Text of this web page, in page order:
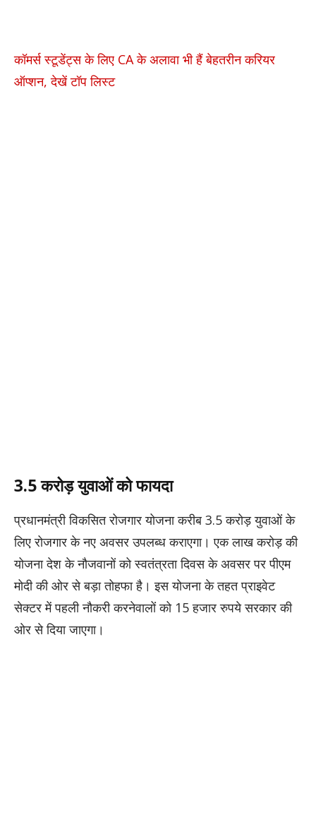
कॉमर्स स्टूडेंट्स के लिए CA के अलावा भी हैं बेहतरीन करियर
ऑप्शन, देखें टॉप लिस्ट
3.5 करोड़ युवाओं को फायदा
प्रधानमंत्री विकसित रोजगार योजना करीब 3.5 करोड़ युवाओं के
लिए रोजगार के नए अवसर उपलब्ध कराएगा। एक लाख करोड़ की
योजना देश के नौजवानों को स्वतंत्रता दिवस के अवसर पर पीएम
मोदी की ओर से बड़ा तोहफा है। इस योजना के तहत प्राइवेट
सेक्टर में पहली नौकरी करनेवालों को 15 हजार रुपये सरकार की
ओर से दिया जाएगा।